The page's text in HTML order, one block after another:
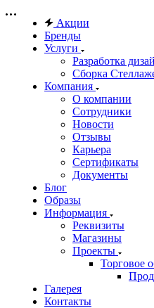
Акции
Бренды
Услуги
Разработка
Сборка
Компания
О компании
Сотрудники
Новости
Отзывы
Карьера
Сертификаты
Документы
Блог
Образы
Информация
Реквизиты
Магазины
Проекты
Торговое
Галерея
Контакты